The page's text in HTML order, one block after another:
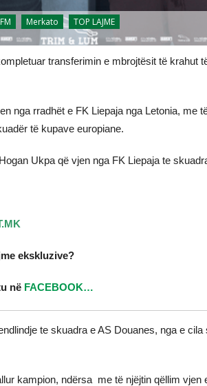
Merkato TOP LAJME
transferimin e mbrojtësit të krahut
nga rradhët e FK Liepaja nga Letonia, me
të kupave europiane.
Ukpa që vjen nga FK Liepaja te
ekskluzive?
në FACEBOOK…
te skuadra e AS Douanes, nga e
kampion, ndërsa me të njëjtin qëllim vjen